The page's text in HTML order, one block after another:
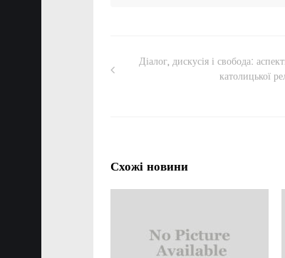
Діалог, дискусія і свобода:
католицької
Схожі новини